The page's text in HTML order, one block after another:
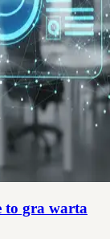
to gra warta